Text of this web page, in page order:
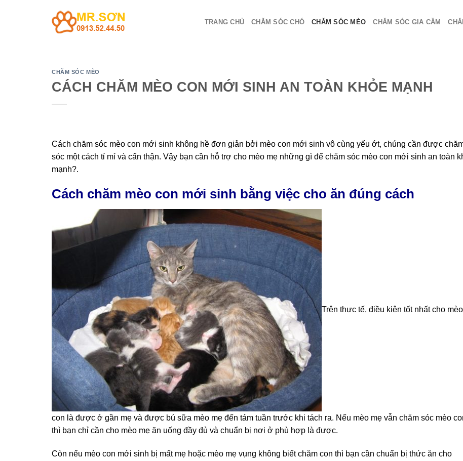
TRANG CHỦ CHĂM SÓC CHÓ CHĂM SÓC MÈO CHĂM SÓC GIA CẦM
CHĂM SÓC MÈO
CÁCH CHĂM MÈO CON MỚI SINH AN TOÀN KHỎE MẠNH
Cách chăm sóc mèo con mới sinh không hề đơn giản bởi mèo con mới sinh vô cùng yếu ớt, chúng cần được
sóc một cách tỉ mỉ và cẩn thận. Vậy bạn cần hỗ trợ cho mèo mẹ những gì để chăm sóc mèo con mới sinh an toàn
mạnh?.
Cách chăm mèo con mới sinh bằng việc cho ăn đúng cách
Trên thực tế, điều kiện tốt nhất cho mèo
con là được ở gần mẹ và được bú sữa mèo mẹ đến tám tuần trước khi tách ra. Nếu mèo mẹ vẫn chăm sóc mèo
thì bạn chỉ cần cho mèo mẹ ăn uống đầy đủ và chuẩn bị nơi ở phù hợp là được.
Còn nếu mèo con mới sinh bị mất mẹ hoặc mèo mẹ vụng không biết chăm con thì bạn cần chuẩn bị thức ăn cho